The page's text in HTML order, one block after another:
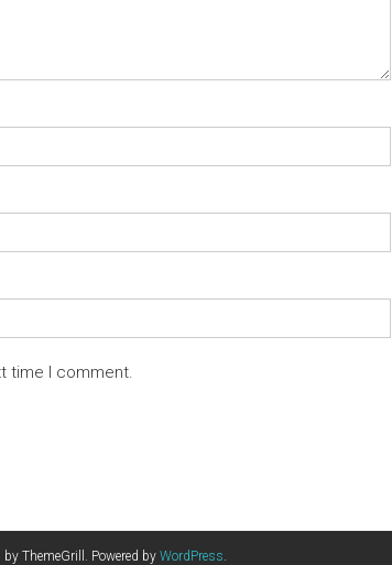
time I comment.
by ThemeGrill. Powered by WordPress.